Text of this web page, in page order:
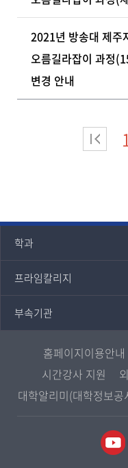
2021년 방송대 제주
오름길라잡이 과정
변경 안내
학과
인문과학대학
국어국문학과
영어영문학과
일본학과
사회과학대학
프라임칼리지
프라임칼리지
학사학위과정
평생교육과정
부속기관
부속기관
중앙도서관
원격교육혁신연구원
통합인문학연구소
디지털미디어센터
홈페이지이용안내
시간강사 지원
대학알리미(대학정보공